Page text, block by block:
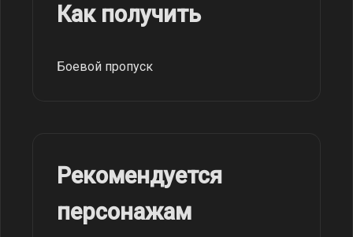
Как получить
Боевой пропуск
Рекомендуется
персонажам